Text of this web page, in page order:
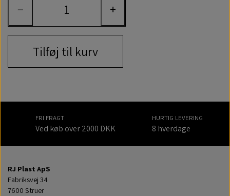
− +
Tilføj til kurv
FRI FRAGT
Ved køb over 2000 DKK
HURTIG LEVERING
8 hverdage
RJ Plast ApS
Fabriksvej 34
7600 Struer